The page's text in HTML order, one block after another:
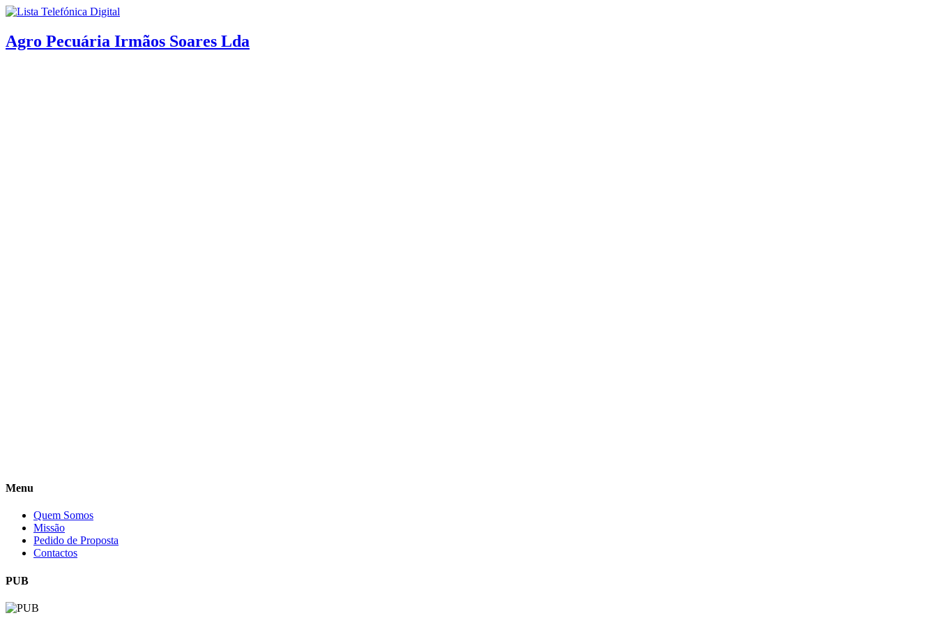
Agro Pecuária Irmãos Soares Lda
Menu
Quem Somos
Missão
Pedido de Proposta
Contactos
PUB